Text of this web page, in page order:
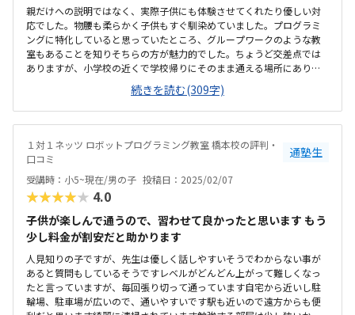
親だけへの説明ではなく、実際子供にも体験させてくれたり優しい対
応でした。物腰も柔らかく子供もすぐ馴染めていました。プログラミ
ングに特化していると思っていたところ、グループワークのような教
室もあることを知りそちらの方が魅力的でした。ちょうど交差点では
ありますが、小学校の近くで学校帰りにそのまま通える場所にありま
す。広すぎず狭すぎず、少人数なら良いかなと思いました。きっちり整
理されているという雰囲気ではありませんでしたがそれはそれで良い
ところかなと。毎月の教材料を念頭にいれていなかったのでざっくり
調べていた金額より高くなりますが仕方ないかなと。ひとりでも通え
る立地と先生の雰囲気も良く楽しみながら学べると感じました。
続きを読む(309字)
１対１ネッツ ロボットプログラミング教室 橋本校の評判・
口コミ
通塾生
受講時：小5~現在/男の子 投稿日：2025/02/07
★★★★★ 4.0
子供が楽しんで通うので、習わせて良かったと思います もう
少し料金が割安だと助かります
人見知りの子ですが、先生は優しく話しやすいそうでわからない事が
あると質問もしているそうですレベルがどんどん上がって難しくなっ
たと言っていますが、毎回張り切って通っています自宅から近いし駐
輪場、駐車場が広いので、通いやすいです駅も近いので遠方からも便